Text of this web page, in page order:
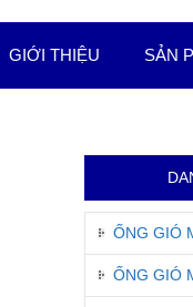
GIỚI THIỆU SẢN
ỐNG GIÓ
ỐNG GIÓ